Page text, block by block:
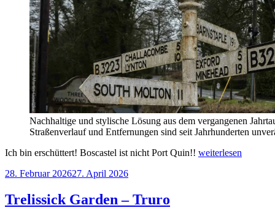
Nachhaltige und stylische Lösung aus dem vergangenen
Straßenverlauf und Entfernungen sind seit Jahrhunderten
Ich bin erschüttert! Boscastel ist nicht Port Quin!! „Carnon
weiterlesen
Veröffentlicht
28. Februar 202627. April 2026
Trelissick Garden – Truro